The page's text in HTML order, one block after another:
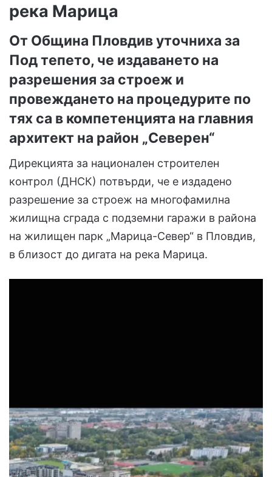
река Марица
От Община Пловдив уточниха за
Под тепето, че издаването на
разрешения за строеж и
провеждането на процедурите по
тях са в компетенцията на главния
архитект на район „Северен“
Дирекцията за национален строителен
контрол (ДНСК) потвърди, че е издадено
разрешение за строеж на многофамилна
жилищна сграда с подземни гаражи в района
на жилищен парк „Марица-Север“ в Пловдив,
в близост до дигата на река Марица.